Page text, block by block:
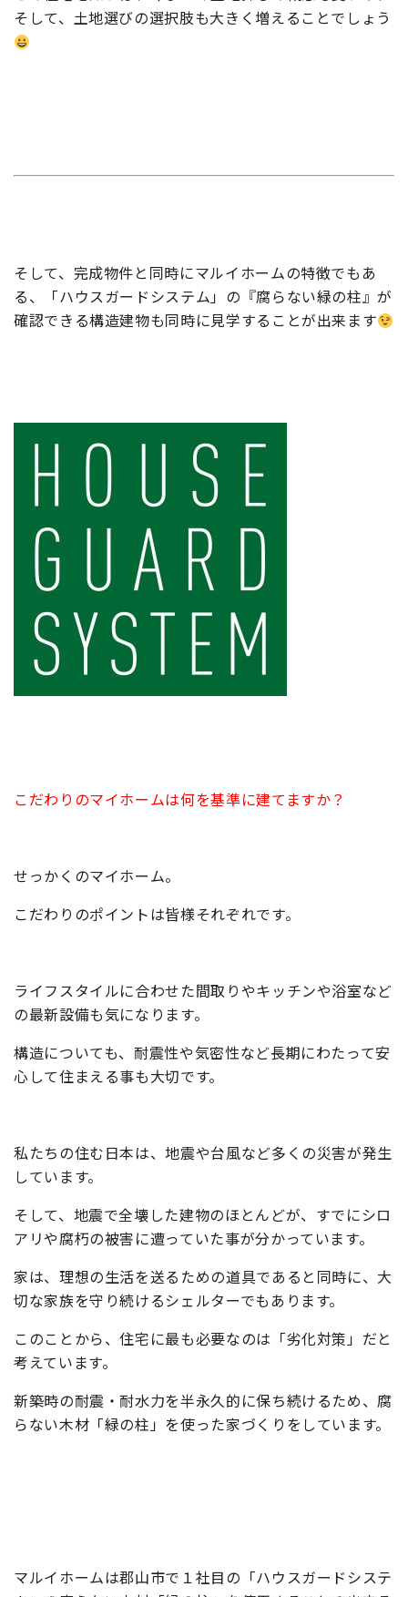
そして、土地選びの選択肢も大きく増えることでしょう
そして、完成物件と同時にマルイホームの特徴でもあ
る、「ハウスガードシステム」の『腐らない緑の柱』が
確認できる構造建物も同時に見学することが出来ます
こだわりのマイホームは何を基準に建てますか？
せっかくのマイホーム。
こだわりのポイントは皆様それぞれです。
ライフスタイルに合わせた間取りやキッチンや浴室など
の最新設備も気になります。
構造についても、耐震性や気密性など長期にわたって安
心して住まえる事も大切です。
私たちの住む日本は、地震や台風など多くの災害が発生
しています。
そして、地震で全壊した建物のほとんどが、すでにシロ
アリや腐朽の被害に遭っていた事が分かっています。
家は、理想の生活を送るための道具であると同時に、大
切な家族を守り続けるシェルターでもあります。
このことから、住宅に最も必要なのは「劣化対策」だと
考えています。
新築時の耐震・耐水力を半永久的に保ち続けるため、腐
らない木材「緑の柱」を使った家づくりをしています。
マルイホームは郡山市で１社目の「ハウスガードシステ